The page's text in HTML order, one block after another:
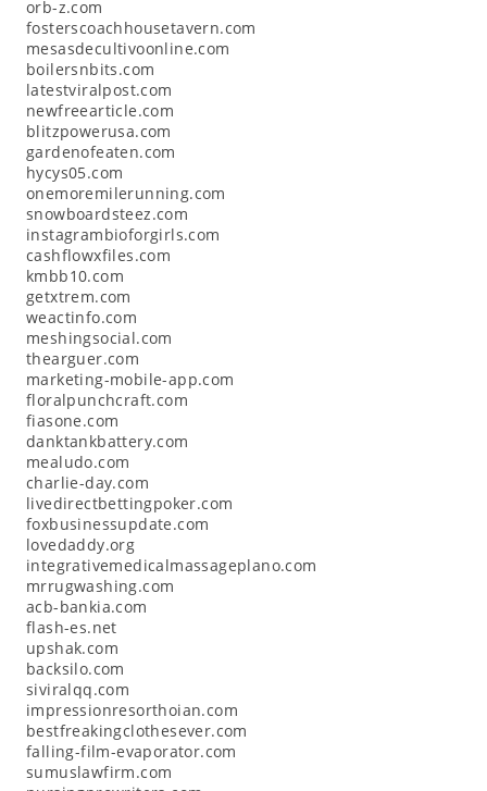
orb-z.com
fosterscoachhousetavern.com
mesasdecultivoonline.com
boilersnbits.com
latestviralpost.com
newfreearticle.com
blitzpowerusa.com
gardenofeaten.com
hycys05.com
onemoremilerunning.com
snowboardsteez.com
instagrambioforgirls.com
cashflowxfiles.com
kmbb10.com
getxtrem.com
weactinfo.com
meshingsocial.com
thearguer.com
marketing-mobile-app.com
floralpunchcraft.com
fiasone.com
danktankbattery.com
mealudo.com
charlie-day.com
livedirectbettingpoker.com
foxbusinessupdate.com
lovedaddy.org
integrativemedicalmassageplano.com
mrrugwashing.com
acb-bankia.com
flash-es.net
upshak.com
backsilo.com
siviralqq.com
impressionresorthoian.com
bestfreakingclothesever.com
falling-film-evaporator.com
sumuslawfirm.com